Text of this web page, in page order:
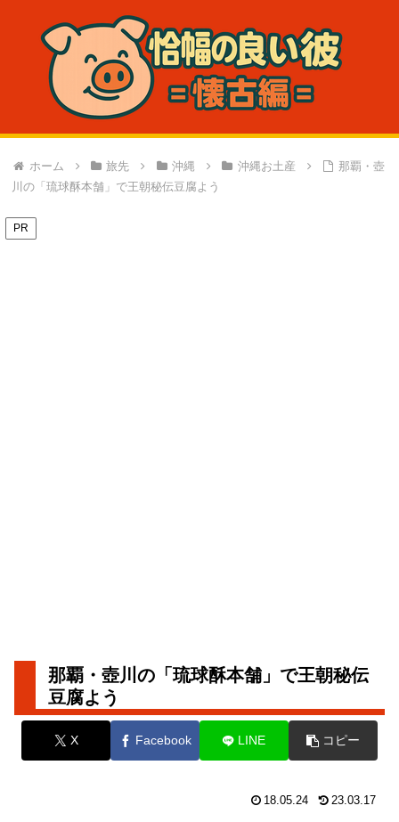
ホーム 旅先 沖縄 沖縄お土産
那覇・壺
川の「琉球酥本舗」で王朝秘伝豆腐よう
PR
那覇・壺川の「琉球酥本舗」で王朝秘伝
豆腐よう
X Facebook LINE コピー
18.05.24 23.03.17